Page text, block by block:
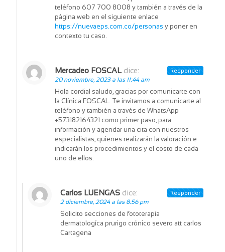
teléfono 607 700 8008 y también a través de la
página web en el siguiente enlace
https://nuevaeps.com.co/personas y poner en
contexto tu caso.
Mercadeo FOSCAL dice:
20 noviembre, 2023 a las 11:44 am
Hola cordial saludo, gracias por comunicarte con
la Clínica FOSCAL. Te invitamos a comunicarte al
teléfono y también a través de WhatsApp
+573182164321 como primer paso, para
información y agendar una cita con nuestros
especialistas, quienes realizarán la valoración e
indicarán los procedimientos y el costo de cada
uno de ellos.
Responder
Carlos LUENGAS dice:
2 diciembre, 2024 a las 8:56 pm
Solicito secciones de fototerapia
dermatologíca prurigo crónico severo att carlos
Cartagena
Responder